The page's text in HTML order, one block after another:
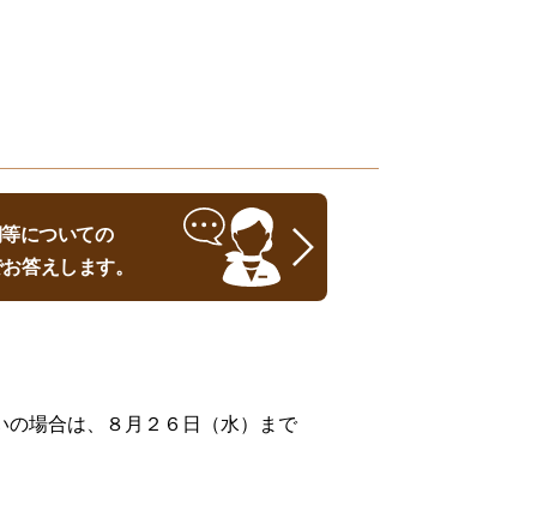
についての
答えします。
場合は、８月２６日（水）まで